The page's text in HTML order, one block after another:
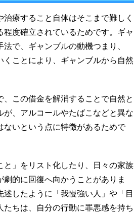
療すること自体はそこまで難しく
度確立されているためです。ギャ
で、ギャンブルの動機つまり、
くことにより、ギャンブルから自然
この借金を解消することで自然と
、アルコールやたばこなどと異な
ないという点に特徴があるためで
」をリスト化したり、日々の家族
的に回復へ向かうことがありま
したように「我慢強い人」や「目
ちは、自分の行動に罪悪感を持ち